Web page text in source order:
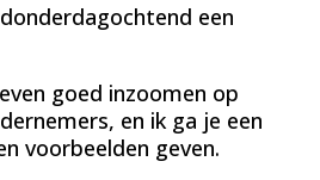
een
goed inzoomen op
en ik ga je een
voorbeelden geven.